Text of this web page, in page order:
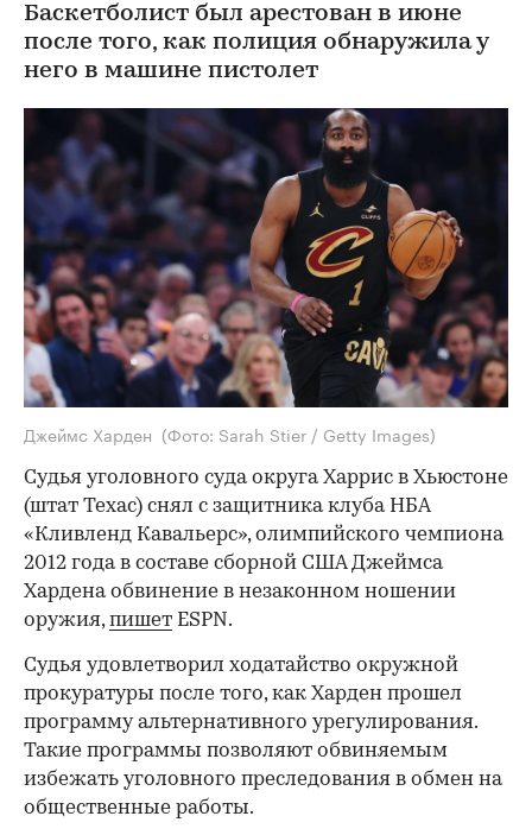
Баскетболист был арестован в июне
после того, как полиция обнаружила у
него в машине пистолет
Джеймс Харден (Фото: Sarah Stier / Getty Images)
Судья уголовного суда округа Харрис в Хьюстоне
(штат Техас) снял с защитника клуба НБА
«Кливленд Кавальерс», олимпийского чемпиона
2012 года в составе сборной США Джеймса
Хардена обвинение в незаконном ношении
оружия,пишет ESPN.
Судья удовлетворил ходатайство окружной
прокуратуры после того, как Харден прошел
программу альтернативного урегулирования.
Такие программы позволяют обвиняемым
избежать уголовного преследования в обмен на
общественные работы.